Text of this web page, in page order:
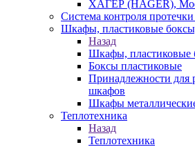
ХАГЕР (HAGER),
Система контроля
Шкафы, пластиковые
Назад
Шкафы, пластиковые
Боксы пластиковые
Принадлежности для
шкафов
Шкафы
Теплотехника
Назад
Теплотехника